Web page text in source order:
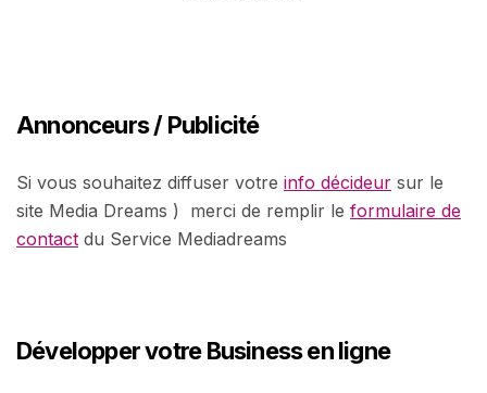
Annonceurs / Publicité
Si vous souhaitez diffuser votre info décideur sur le
site Media Dreams ) merci de remplir le formulaire de
contact du Service Mediadreams
Développer votre Business en ligne